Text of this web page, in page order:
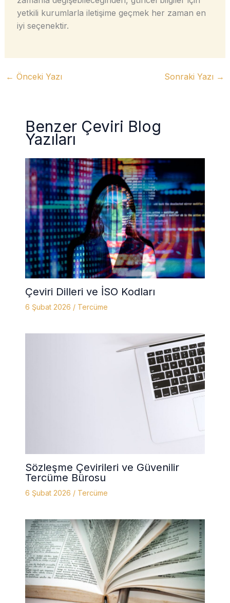
yetkili kurumlarla iletişime geçmek her zaman en
iyi seçenektir.
← Önceki Yazı Sonraki Yazı →
Benzer Çeviri Blog
Yazıları
Çeviri Dilleri ve İSO Kodları
6 Şubat 2026 / Tercüme
Sözleşme Çevirileri ve Güvenilir
Tercüme Bürosu
6 Şubat 2026 / Tercüme